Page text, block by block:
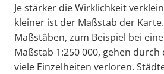
Je stärker die Wirklichkeit
kleiner ist der Maßstab der
Maßstäben, zum Beispiel bei
Maßstab 1:250 000, gehen
viele Einzelheiten verloren.